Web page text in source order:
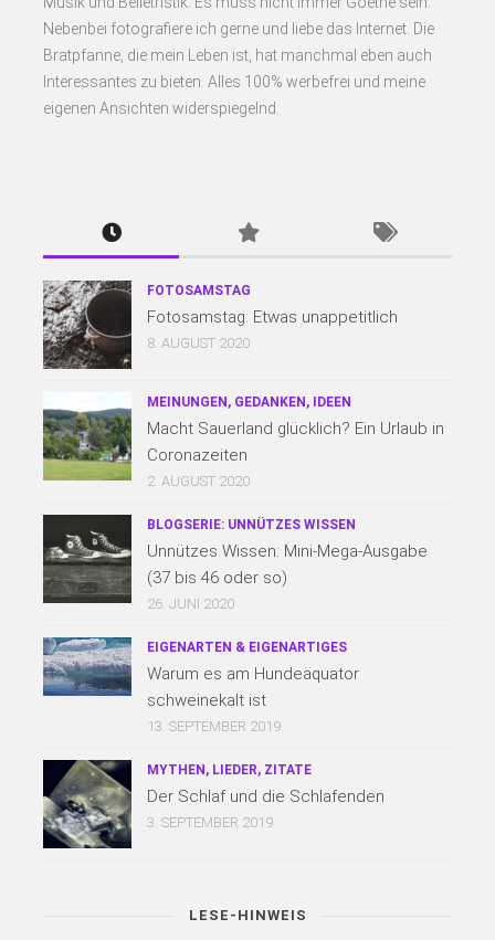
Nebenbei fotografiere ich gerne und liebe das Internet. Die
Bratpfanne, die mein Leben ist, hat manchmal eben auch
Interessantes zu bieten. Alles 100% werbefrei und meine
eigenen Ansichten widerspiegelnd.
FOTOSAMSTAG
Fotosamstag: Etwas unappetitlich
8. AUGUST 2020
MEINUNGEN, GEDANKEN, IDEEN
Macht Sauerland glücklich? Ein Urlaub in
Coronazeiten
2. AUGUST 2020
BLOGSERIE: UNNÜTZES WISSEN
Unnützes Wissen: Mini-Mega-Ausgabe
(37 bis 46 oder so)
26. JUNI 2020
EIGENARTEN & EIGENARTIGES
Warum es am Hundeäquator
schweinekalt ist
13. SEPTEMBER 2019
MYTHEN, LIEDER, ZITATE
Der Schlaf und die Schlafenden
3. SEPTEMBER 2019
LESE-HINWEIS